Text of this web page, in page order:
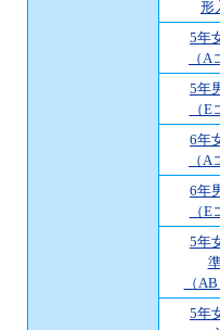
形
5年
（
5年
（
6年
（
6年
（
5年
（
5年